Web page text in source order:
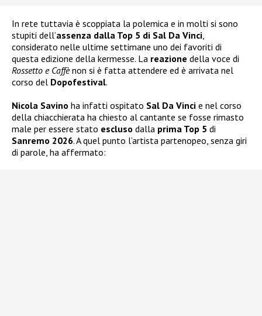
In rete tuttavia è scoppiata la polemica e in molti si sono
stupiti dell’assenza dalla Top 5 di Sal Da Vinci
considerato nelle ultime settimane uno dei favoriti di
questa edizione della kermesse. La reazione della voce di
Rossetto e Caffènon si è fatta attendere ed è arrivata nel
corso del Dopofestival.
Nicola Savino ha infatti ospitato Sal Da Vinci e nel corso
della chiacchierata ha chiesto al cantante se fosse rimasto
male per essere stato escluso dalla prima Top 5 di
Sanremo 2026. A quel punto l’artista partenopeo, senza giri
di parole, ha affermato: